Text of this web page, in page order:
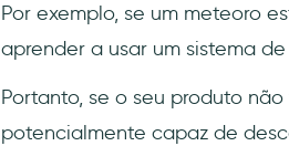
Por exemplo, se um meteoro
aprender a usar um sistema
Portanto, se o seu produto
potencialmente capaz de